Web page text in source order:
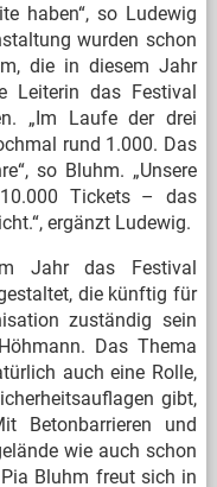
haben“, so Ludewig
wurden schon
die in diesem Jahr
Leiterin das Festival
„Im Laufe der drei
rund 1.000. Das
so Bluhm. „Unsere
Tickets – das
ergänzt Ludewig.
Jahr das Festival
die künftig für
zuständig sein
Das Thema
auch eine Rolle,
gibt,
Betonbarrieren und
wie auch schon
Bluhm freut sich in